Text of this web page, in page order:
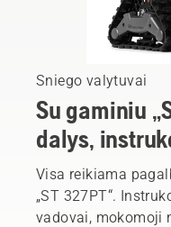
Sniego valytuvai
Su gaminiu
dalys,
Visa reikiama
„ST 327PT“.
vadovai, mokomoji